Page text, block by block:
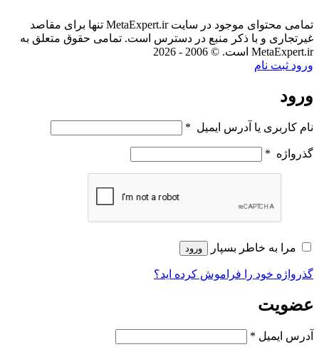
تمامی محتوای موجود در سایت MetaExpert.ir تنها برای مقاصد
غیرتجاری و با ذکر منبع در دسترس است. تمامی حقوق متعلق به
MetaExpert.ir است. © 2006 - 2026
ورود ثبت نام
ورود
نام کاربری یا آدرس ایمیل *
گذرواژه *
مرا به خاطر بسپار ورود
گذرواژه خود را فراموش کرده اید؟
عضویت
آدرس ایمیل *